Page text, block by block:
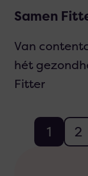
Samen
Van
hét
Fitter
1 2